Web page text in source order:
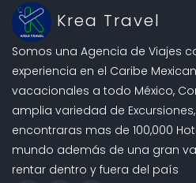
Sube al punto más alto
con la vista del Caribe.
lugar y observa
integra de manera
Se detiene en la
Duración:20 Minutos
La admisión a este lugar
8 Pueblo Maya
Viaja al corazón de
Krea Travel
Somos una Agencia de Viajes
experiencia en el Caribe
vacacionales a todo México,
amplia variedad de
encontraras mas de 100,000
mundo además de una gran
rentar dentro y fuera del país